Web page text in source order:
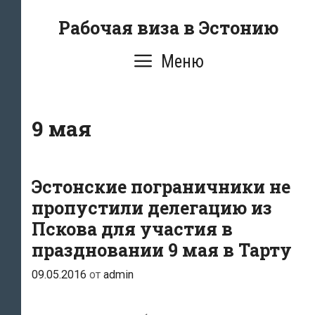
Рабочая виза в Эстонию
Меню
9 мая
Эстонские пограничники не
пропустили делегацию из
Пскова для участия в
праздновании 9 мая в Тарту
09.05.2016 от admin